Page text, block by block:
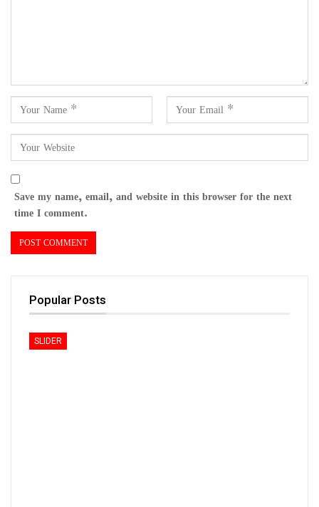
Save my name, email, and website in this browser for the next
time I comment.
Popular Posts
SLIDER